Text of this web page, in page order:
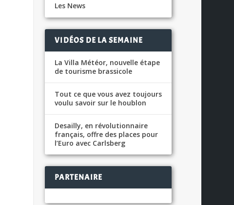
Les News
VIDÉOS DE LA SEMAINE
La Villa Météor, nouvelle étape
de tourisme brassicole
Tout ce que vous avez toujours
voulu savoir sur le houblon
Desailly, en révolutionnaire
français, offre des places pour
l’Euro avec Carlsberg
PARTENAIRE